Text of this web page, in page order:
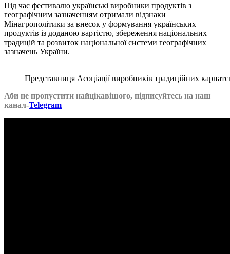
Під час фестивалю українські виробники продуктів з
географічним зазначенням отримали відзнаки
Мінагрополітики за внесок у формування українських
продуктів із доданою вартістю, збереження національних
традицій та розвиток національної системи географічних
зазначень України.
Представниця Асоціації виробників традиційних
Аби не пропустити найцікавішого, підписуйтесь на наш
канал-Telegram